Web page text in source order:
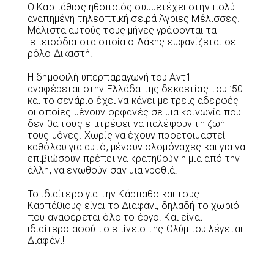
Ο Καρπάθιος ηθοποιός συμμετέχει στην πολύ
αγαπημένη τηλεοπτική σειρά Άγριες Μέλισσες.
Μάλιστα αυτούς τους μήνες γράφονται τα
επεισόδια στα οποία ο Λάκης εμφανίζεται σε
ρόλο Δικαστή.
Η δημοφιλή υπερπαραγωγή του Αντ1
αναφέρεται στην Ελλάδα της δεκαετίας του ’50
και το σενάριο έχει να κάνει με τρεις αδερφές
οι οποίες μένουν ορφανές σε μια κοινωνία που
δεν θα τους επιτρέψει να παλέψουν τη ζωή
τους μόνες. Χωρίς να έχουν προετοιμαστεί
καθόλου για αυτό, μένουν ολομόναχες και για να
επιβιώσουν πρέπει να κρατηθούν η μια από την
άλλη, να ενωθούν σαν μια γροθιά.
Το ιδιαίτερο για την Κάρπαθο και τους
Καρπάθιους είναι το Διαφάνι, δηλαδή το χωριό
που αναφέρεται όλο το έργο. Και είναι
ιδιαίτερο αφού το επίνειο της Ολύμπου λέγεται
Διαφάνι!